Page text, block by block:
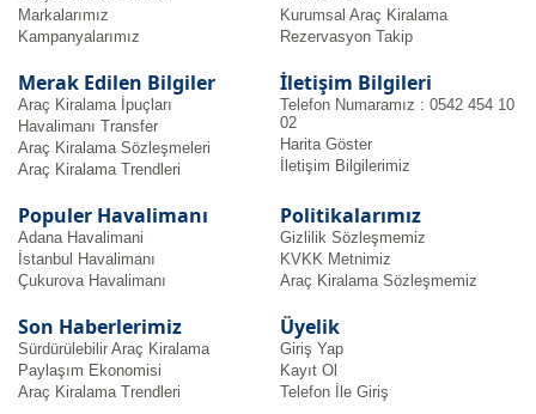
bilgiye
ulaşabilirsiniz.
Markalarımız
Kampanyalarımız
Kurumsal Araç Kiralama
Rezervasyon Takip
Merak Edilen Bilgiler
Araç Kiralama İpuçları
Havalimanı Transfer
Araç Kiralama Sözleşmeleri
Araç Kiralama Trendleri
İletişim Bilgileri
Telefon Numaramız : 0542 454 10
02
Harita Göster
İletişim Bilgilerimiz
Populer Havalimanı
Adana Havalimani
İstanbul Havalimanı
Çukurova Havalimanı
Politikalarımız
Gizlilik Sözleşmemiz
KVKK Metnimiz
Araç Kiralama Sözleşmemiz
Son Haberlerimiz
Sürdürülebilir Araç Kiralama
Paylaşım Ekonomisi
Araç Kiralama Trendleri
Üyelik
Giriş Yap
Kayıt Ol
Telefon İle Giriş